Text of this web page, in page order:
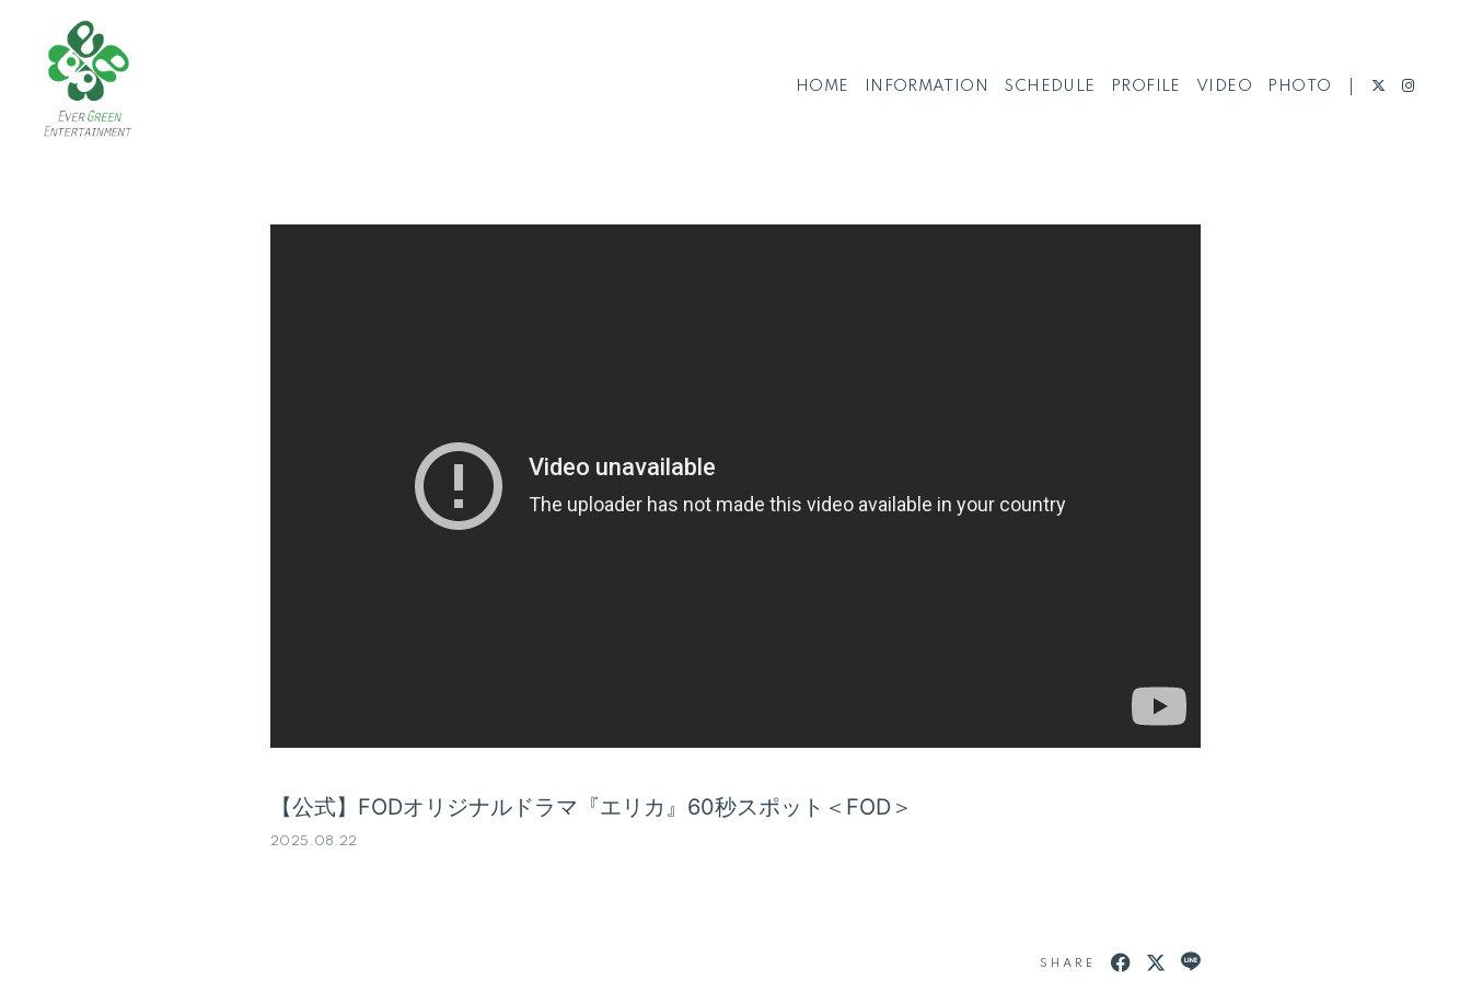
HOME INFORMATION SCHEDULE PROFILE VIDEO PHOTO
【公式】FODオリジナルドラマ『エリカ』60秒スポット＜FOD＞
2025.08.22
SHARE